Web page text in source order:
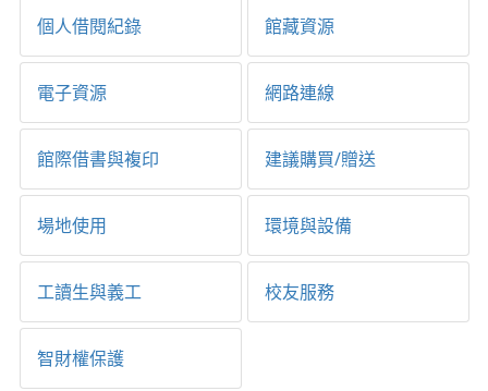
個人借閱紀錄 館藏資源
電子資源 網路連線
館際借書與複印 建議購買/贈送
場地使用 環境與設備
工讀生與義工 校友服務
智財權保護